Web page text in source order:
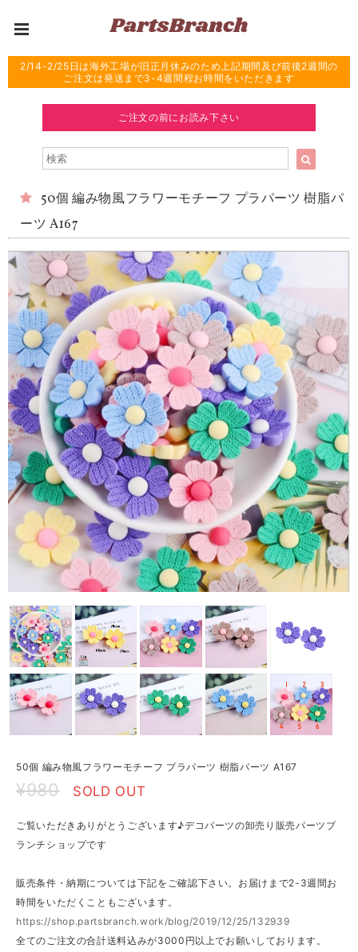
2/14-2/25日は海外工場が旧正月休みのため上記期間及び前後2週間の
ご注文は発送まで3-4週間程お時間をいただきます
ご注文の前にお読み下さい
50個 編み物風フラワーモチーフ プラパーツ 樹脂パ
ーツ A167
50個 編み物風フラワーモチーフ プラパーツ 樹脂パーツ A167
¥980 SOLD OUT
ご覧いただきありがとうございます♪デコパーツの卸売り販売パーツブ
ランチショップです
販売条件・納期については下記をご確認下さい。お届けまで2-3週間お
時間をいただくこともございます。
https://shop.partsbranch.work/blog/2019/12/25/132939
全てのご注文の合計送料込みが3000円以上でお願いしております。